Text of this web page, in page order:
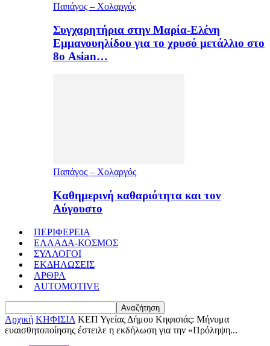
Παπάγος – Χολαργός
Συγχαρητήρια στην Μαρία-Ελένη
Εμμανουηλίδου για το χρυσό μετάλλιο στο
8ο Asian…
Παπάγος – Χολαργός
Καθημερινή καθαριότητα και τον
Αύγουστο
ΠΕΡΙΦΕΡΕΙΑ
ΕΛΛΑΔΑ-ΚΟΣΜΟΣ
ΣΥΛΛΟΓΟΙ
ΕΚΔΗΛΩΣΕΙΣ
ΑΡΘΡΑ
AUTOMOTIVE
Αρχική ΚΗΦΙΣΙΑ ΚΕΠ Υγείας Δήμου Κηφισιάς: Μήνυμα
ευαισθητοποίησης έστειλε η εκδήλωση για την «Πρόληψη...